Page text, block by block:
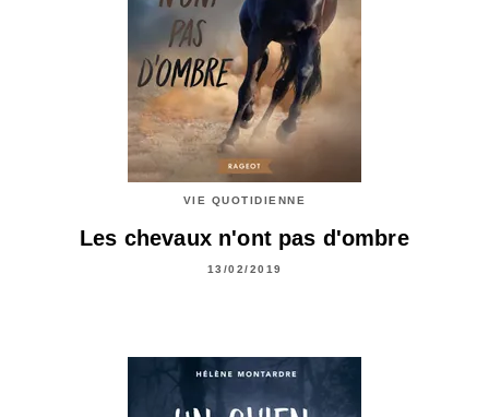
VIE QUOTIDIENNE
Les chevaux n'ont pas d'ombre
13/02/2019